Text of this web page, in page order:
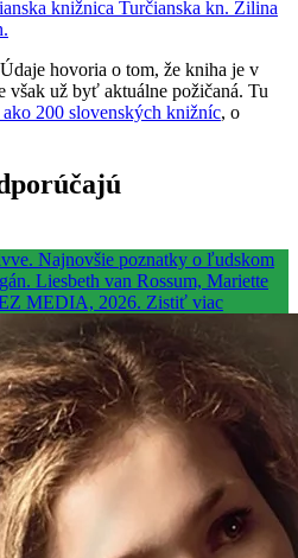
knižnica Turčianska kn. Žilina
hovoria o tom, že kniha je v
však už byť aktuálne požičaná. Tu
200 slovenských knižníc, o